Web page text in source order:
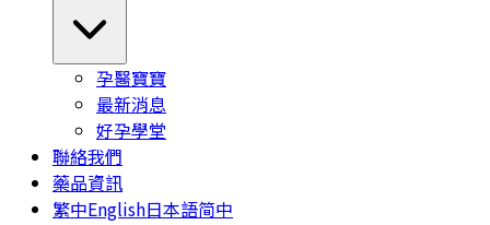
孕醫寶寶
最新消息
好孕學堂
聯絡我們
藥品資訊
繁中English日本語简中